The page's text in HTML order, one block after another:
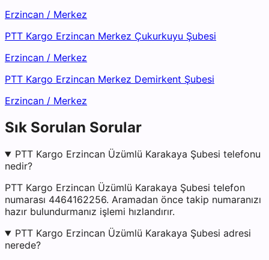
Erzincan / Merkez
PTT Kargo Erzincan Merkez Çukurkuyu Şubesi
Erzincan / Merkez
PTT Kargo Erzincan Merkez Demirkent Şubesi
Erzincan / Merkez
Sık Sorulan Sorular
PTT Kargo Erzincan Üzümlü Karakaya Şubesi telefonu
nedir?
PTT Kargo Erzincan Üzümlü Karakaya Şubesi telefon
numarası 4464162256. Aramadan önce takip numaranızı
hazır bulundurmanız işlemi hızlandırır.
PTT Kargo Erzincan Üzümlü Karakaya Şubesi adresi
nerede?